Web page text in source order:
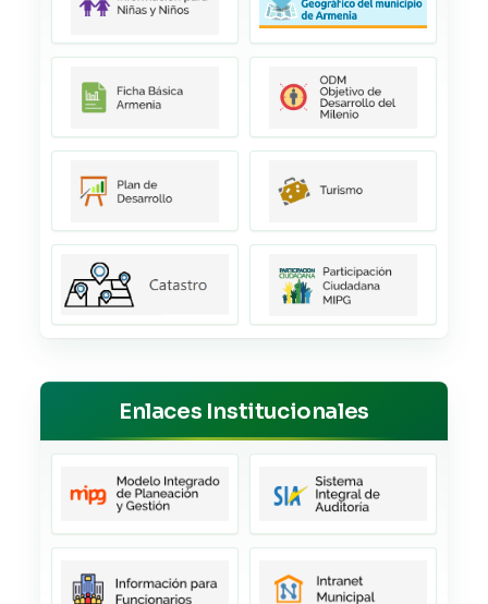
Enlaces Institucionales